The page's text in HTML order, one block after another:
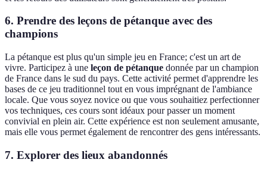
6. Prendre des leçons de pétanque avec des
champions
La pétanque est plus qu'un simple jeu en France; c'est un art de
vivre. Participez à une leçon de pétanque donnée par un champion
de France dans le sud du pays. Cette activité permet d'apprendre les
bases de ce jeu traditionnel tout en vous imprégnant de l'ambiance
locale. Que vous soyez novice ou que vous souhaitiez perfectionner
vos techniques, ces cours sont idéaux pour passer un moment
convivial en plein air. Cette expérience est non seulement amusante,
mais elle vous permet également de rencontrer des gens intéressants.
7. Explorer des lieux abandonnés